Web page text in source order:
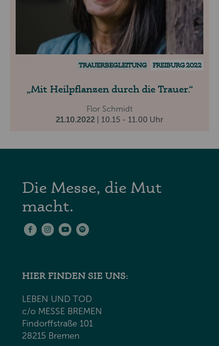
TRAUERBEGLEITUNG FREIBURG 2022
Mit Heilpflanzen durch die Trauer.
Flor Schmidt
21.10.2022
| 10.15 - 11.00 Uhr
Die Messe, die Mut
macht.
HIER FINDEN SIE UNS:
LEBEN UND TOD
c/o MESSE BREMEN
Findorffstraße 101
28215 Bremen